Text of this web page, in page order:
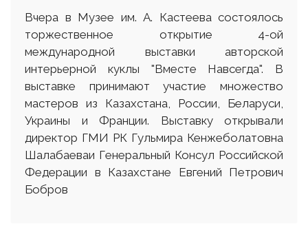
Вчера в Музее им. А. Кастеева состоялось
торжественное открытие 4-ой
международной выставки авторской
интерьерной куклы "Вместе Навсегда". В
выставке принимают участие множество
мастеров из Казахстана, России, Беларуси,
Украины и Франции. Выставку открывали
директор ГМИ РК Гульмира Кенжеболатовна
Шалабаеваи Генеральный Консул Российской
Федерации в Казахстане Евгений Петрович
Бобров